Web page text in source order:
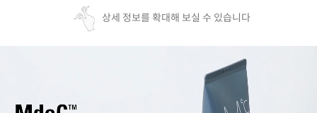
상세 정보를 확대해 보실 수 있습니다